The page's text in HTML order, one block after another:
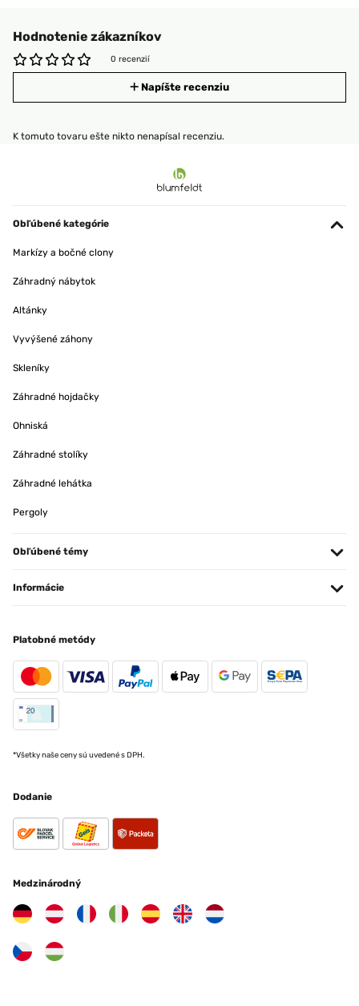
Hodnotenie zákazníkov
0 recenzií
Napíšte recenziu
K tomuto tovaru ešte nikto nenapísal recenziu.
Obľúbené kategórie
Markízy a bočné clony
Záhradný nábytok
Altánky
Vyvýšené záhony
Skleníky
Záhradné hojdačky
Ohniská
Záhradné stolíky
Záhradné lehátka
Pergoly
Obľúbené témy
Informácie
Platobné metódy
*Všetky naše ceny sú uvedené s DPH.
Dodanie
Medzinárodný